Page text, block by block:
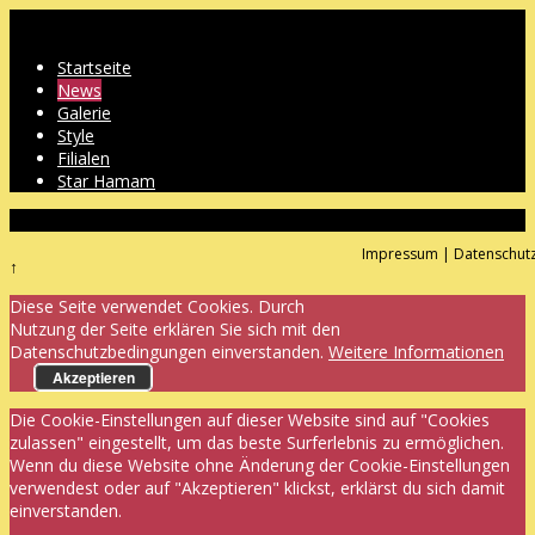
Startseite
News
Galerie
Style
Filialen
Star Hamam
Impressum |
↑
Diese Seite verwendet Cookies. Durch
Nutzung der Seite erklären Sie sich mit den
Datenschutzbedingungen einverstanden. Weitere Informationen
Akzeptieren
Die Cookie-Einstellungen auf dieser Website sind auf "Cookies
zulassen" eingestellt, um das beste Surferlebnis zu ermöglichen.
Wenn du diese Website ohne Änderung der Cookie-Einstellungen
verwendest oder auf "Akzeptieren" klickst, erklärst du sich damit
einverstanden.